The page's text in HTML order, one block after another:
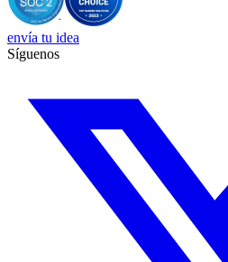
envía tu idea
Síguenos